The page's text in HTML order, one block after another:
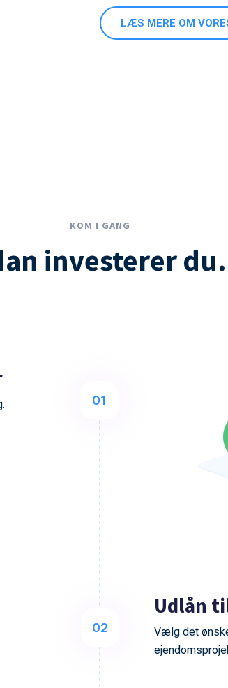
LÆS MERE OM
KOM I GANG
investerer
01
02
Udlån
Vælg det